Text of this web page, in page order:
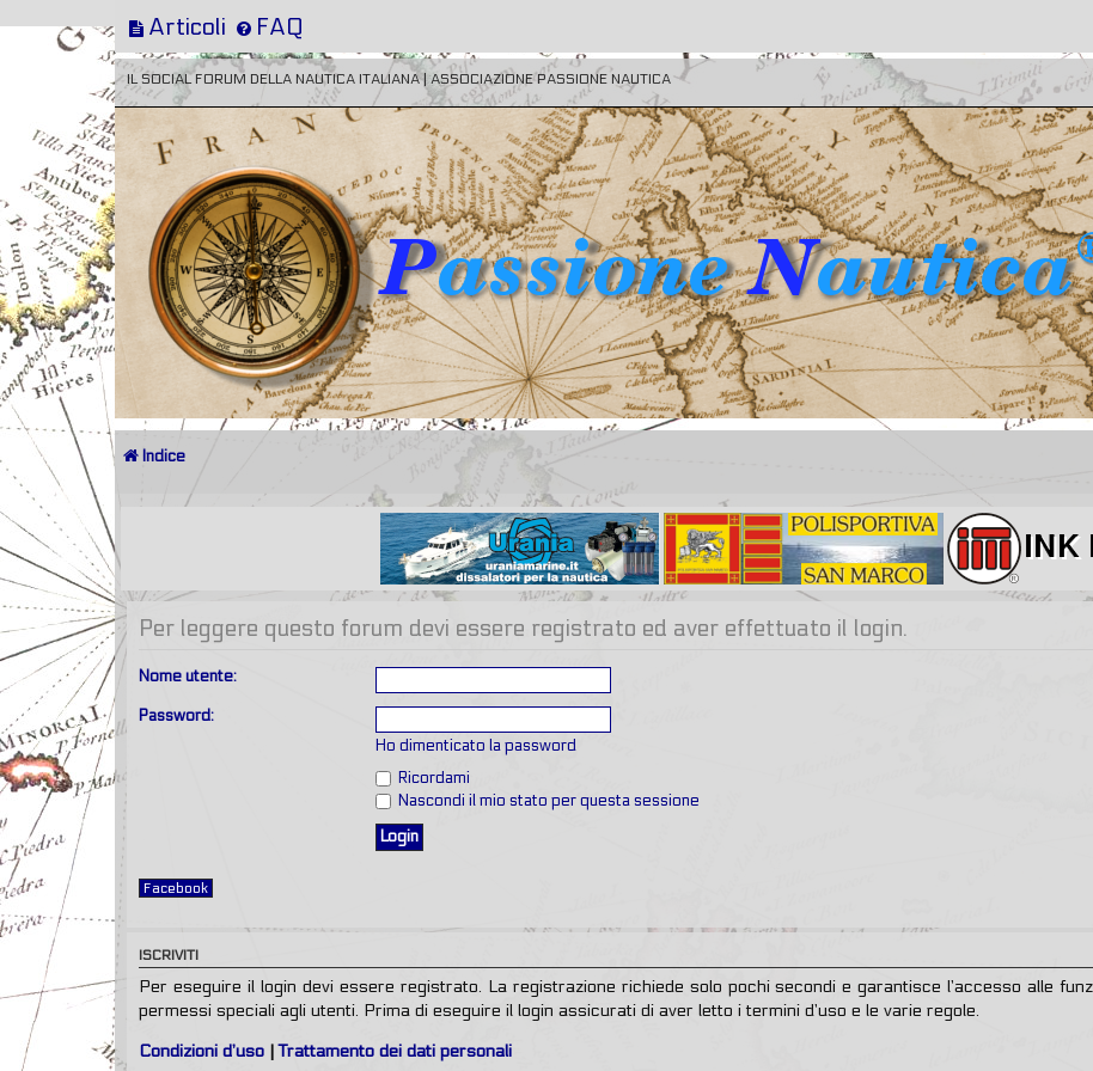
Articoli FAQ
IL SOCIAL FORUM DELLA NAUTICA ITALIANA | ASSOCIAZIONE PASSIONE NAUTICA
Indice
Per leggere questo forum devi essere registrato ed aver effettuato il login.
Nome utente:
Password:
Ho dimenticato la password
Ricordami
Nascondi il mio stato per questa sessione
Facebook
ISCRIVITI
Per eseguire il login devi essere registrato. La registrazione richiede solo pochi secondi e garantisce l’accesso alle
permessi speciali agli utenti. Prima di eseguire il login assicurati di aver letto i termini d’uso e le varie regole.
Condizioni d’uso |Trattamento dei dati personali